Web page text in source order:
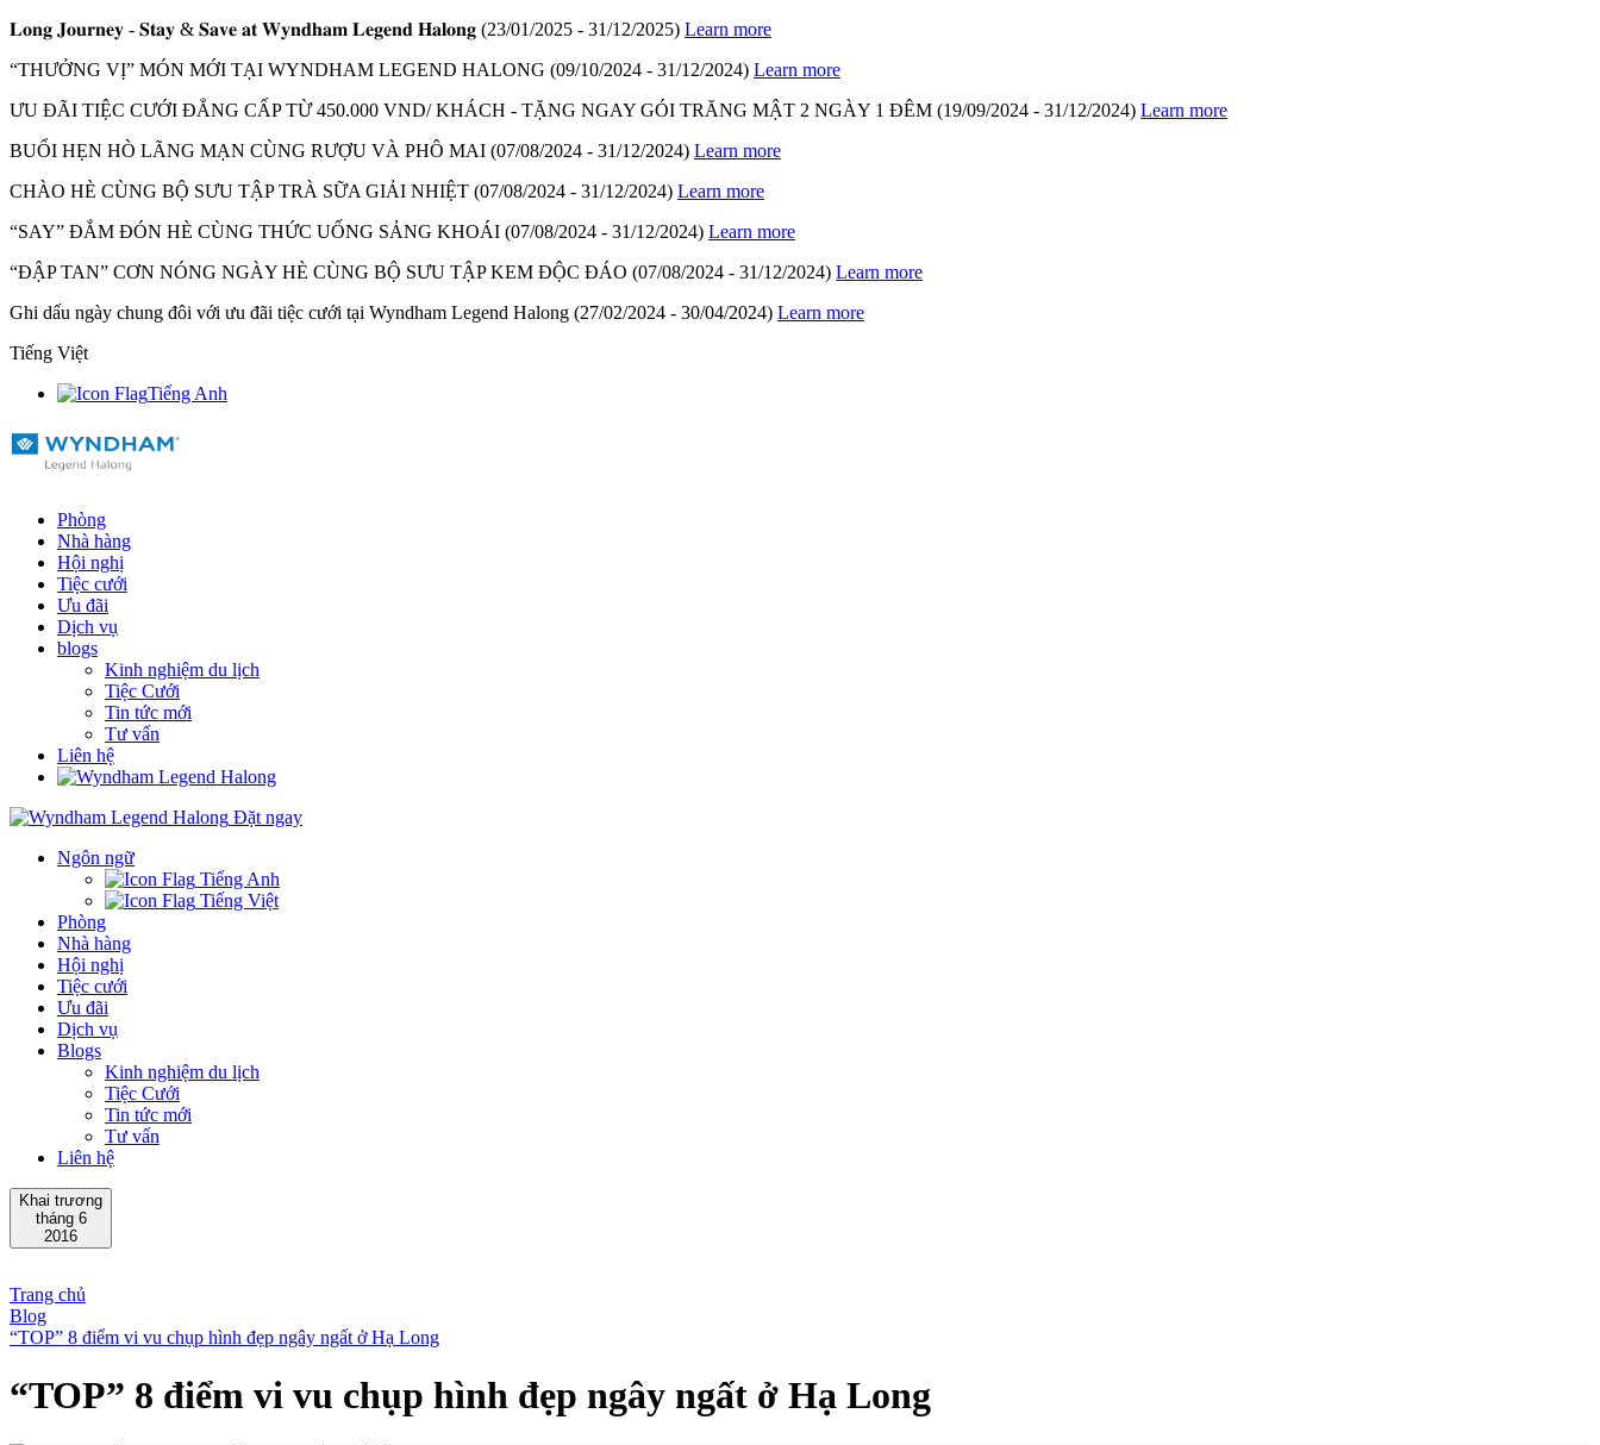
𝐋𝐨𝐧𝐠 𝐉𝐨𝐮𝐫𝐧𝐞𝐲 - 𝐒𝐭𝐚𝐲 & 𝐒𝐚𝐯𝐞 𝐚𝐭 𝐖𝐲𝐧𝐝𝐡𝐚𝐦 𝐋𝐞𝐠𝐞𝐧𝐝 𝐇𝐚𝐥𝐨𝐧𝐠 (23/01/2025 - 31/12/2025) Learn more
“THƯỞNG VỊ” MÓN MỚI TẠI WYNDHAM LEGEND HALONG (09/10/2024 - 31/12/2024) Learn more
ƯU ĐÃI TIỆC CƯỚI ĐẲNG CẤP TỪ 450.000 VND/ KHÁCH - TẶNG NGAY GÓI TRĂNG MẬT 2 NGÀY 1 ĐÊM (19/09/2024 - 31/12/2024) Learn more
BUỔI HẸN HÒ LÃNG MẠN CÙNG RƯỢU VÀ PHÔ MAI (07/08/2024 - 31/12/2024) Learn more
CHÀO HÈ CÙNG BỘ SƯU TẬP TRÀ SỮA GIẢI NHIỆT (07/08/2024 - 31/12/2024) Learn more
“SAY” ĐẮM ĐÓN HÈ CÙNG THỨC UỐNG SẢNG KHOÁI (07/08/2024 - 31/12/2024) Learn more
“ĐẬP TAN” CƠN NÓNG NGÀY HÈ CÙNG BỘ SƯU TẬP KEM ĐỘC ĐÁO (07/08/2024 - 31/12/2024) Learn more
Ghi dấu ngày chung đôi với ưu đãi tiệc cưới tại Wyndham Legend Halong (27/02/2024 - 30/04/2024) Learn more
Tiếng Việt
Tiếng Anh
Phòng
Nhà hàng
Hội nghị
Tiệc cưới
Ưu đãi
Dịch vụ
blogs
Kinh nghiệm du lịch
Tiệc Cưới
Tin tức mới
Tư vấn
Liên hệ
Đặt ngay
Ngôn ngữ
Tiếng Anh
Tiếng Việt
Phòng
Nhà hàng
Hội nghị
Tiệc cưới
Ưu đãi
Dịch vụ
Blogs
Kinh nghiệm du lịch
Tiệc Cưới
Tin tức mới
Tư vấn
Liên hệ
Khai trương
tháng 6
2016
Trang chủ
Blog
“TOP” 8 điểm vi vu chụp hình đẹp ngây ngất ở Hạ Long
“TOP” 8 điểm vi vu chụp hình đẹp ngây ngất ở Hạ Long